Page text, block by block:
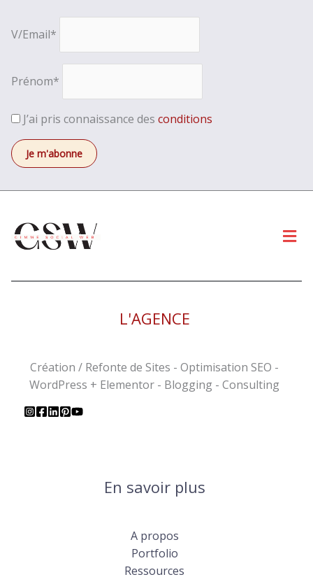
V/Email*
Prénom*
J’ai pris connaissance des conditions
L'AGENCE
Création / Refonte de Sites - Optimisation SEO -
WordPress + Elementor - Blogging - Consulting
En savoir plus
A propos
Portfolio
Ressources